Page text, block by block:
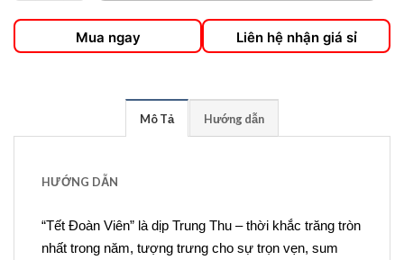
Mua ngay Liên hệ nhận giá sỉ
Mô Tả Hướng dẫn
HƯỚNG DẪN
“Tết Đoàn Viên” là dịp Trung Thu – thời khắc trăng tròn
nhất trong năm, tượng trưng cho sự trọn vẹn, sum